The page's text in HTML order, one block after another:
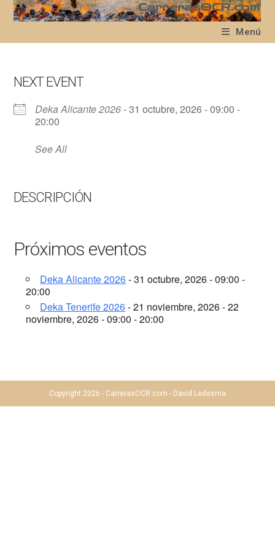
Menú
NEXT EVENT
Deka Alicante 2026- 31 octubre, 2026 - 09:00 -
20:00
See All
DESCRIPCIÓN
Próximos eventos
Deka Alicante 2026- 31 octubre, 2026 - 09:00 -
20:00
Deka Tenerife 2026- 21 noviembre, 2026 - 22
noviembre, 2026 - 09:00 - 20:00
Copyright 2026 - CarrerasOCR.com - David Ledesma